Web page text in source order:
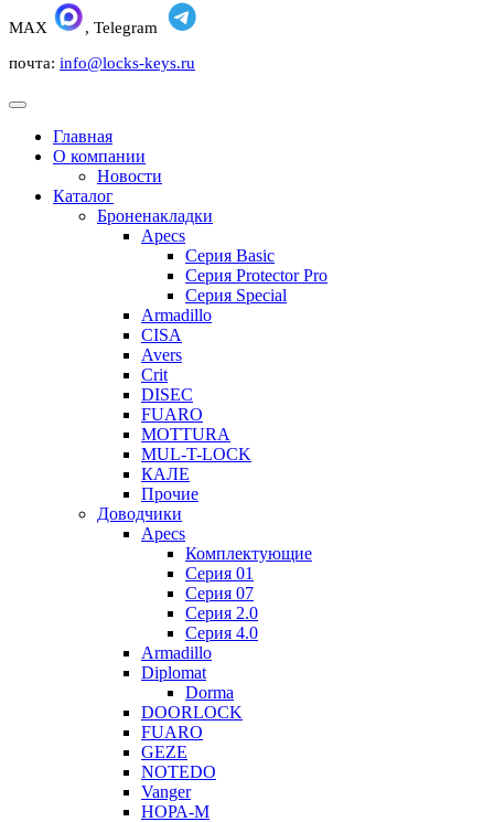
MAX
, Telegram
почта: info@locks-keys.ru
Главная
О компании
Новости
Каталог
Броненакладки
Apecs
Серия Basic
Серия Protector Pro
Серия Special
Armadillo
CISA
Avers
Crit
DISEC
FUARO
MOTTURA
MUL-T-LOCK
КАЛЕ
Прочие
Доводчики
Apecs
Комплектующие
Серия 01
Серия 07
Серия 2.0
Серия 4.0
Armadillo
Diplomat
Dorma
DOORLOCK
FUARO
GEZE
NOTEDO
Vanger
НОРА-М